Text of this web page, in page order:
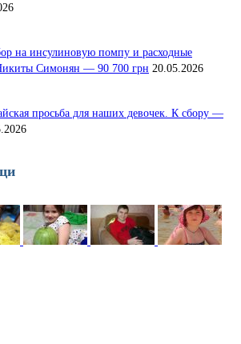
на инсулиновую помпу и расходные
Симонян — 90 700 грн 20.05.2026
просьба для наших девочек. К сбору —